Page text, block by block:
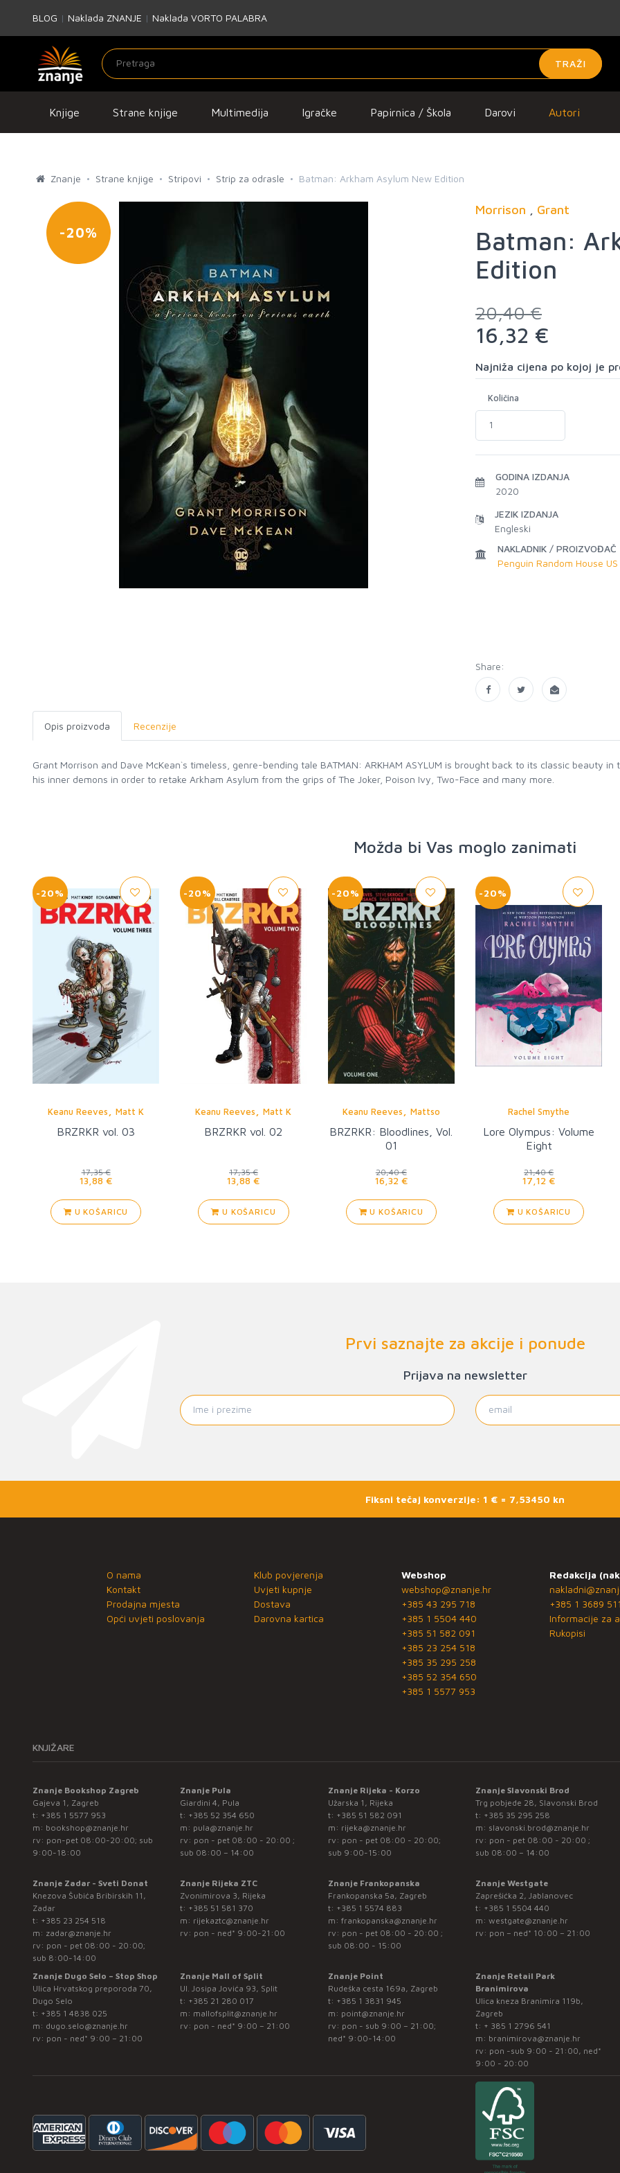
BLOG | Naklada ZNANJE | Naklada VORTO PALABRA
TRAŽI
Knjige Strane knjige Multimedija Igračke Papirnica / Škola Darovi Autori
Znanje Strane knjige Stripovi Strip za odrasle Batman: Arkham Asylum New Edition
-20%
Morrison Grant
Batman:
Edition
20,40 €
16,32 €
Najniža cijena po kojoj je
Količina
GODINA IZDANJA
2020
JEZIK IZDANJA
Engleski
NAKLADNIK / PROIZVOĐAČ
Penguin Random House US
Share:
Opis proizvoda Recenzije
Grant Morrison and Dave McKean`s timeless, genre-bending tale BATMAN: ARKHAM ASYLUM is brought back to its classic beauty
his inner demons in order to retake Arkham Asylum from the grips of The Joker, Poison Ivy, Two-Face and many more.
Možda bi Vas moglo zanimati
-20%
Keanu Reeves ,Matt K
BRZRKR vol. 03
17,35 €
13,88 €
U KOŠARICU
-20%
Keanu Reeves ,Matt K
BRZRKR vol. 02
17,35 €
13,88 €
U KOŠARICU
-20%
Keanu Reeves Mattso
BRZRKR: Bloodlines, Vol.
01
20,40 €
16,32 €
U KOŠARICU
-20%
Rachel Smythe
Lore Olympus: Volume
Eight
21,40 €
17,12 €
U KOŠARICU
Prvi saznajte za akcije i ponude
Prijava na newsletter
Fiksni tečaj konverzije: 1 € = 7,53450 kn
O nama
Kontakt
Prodajna mjesta
Opći uvjeti poslovanja
Klub povjerenja
Uvjeti kupnje
Dostava
Darovna kartica
Webshop
webshop@znanje.hr
+385 43 295 718
+385 1 5504 440
+385 51 582 091
+385 23 254 518
+385 35 295 258
+385 52 354 650
+385 1 5577 953
Redakcija
+385 1 3689 511
Informacije za
Rukopisi
KNJIŽARE
Znanje Bookshop Zagreb
Gajeva 1, Zagreb
t: +385 1 5577 953
m: bookshop@znanje.hr
rv: pon-pet 08:00-20:00; sub
9:00-18:00
Znanje Pula
Giardini 4, Pula
t: +385 52 354 650
m: pula@znanje.hr
rv: pon - pet 08:00 - 20:00 ;
sub 08:00 – 14:00
Znanje Rijeka - Korzo
Užarska 1, Rijeka
t: +385 51 582 091
m: rijeka@znanje.hr
rv: pon - pet 08:00 - 20:00;
sub 9:00-15:00
Znanje Slavonski Brod
Trg pobjede 28, Slavonski Brod
t: +385 35 295 258
m: slavonski.brod@znanje.hr
rv: pon - pet 08:00 - 20:00 ;
sub 08:00 – 14:00
Znanje Zadar - Sveti Donat
Knezova Šubića Bribirskih 11,
Zadar
t: +385 23 254 518
m: zadar@znanje.hr
rv: pon - pet 08:00 - 20:00;
sub 8:00-14:00
Znanje Rijeka ZTC
Zvonimirova 3, Rijeka
t: +385 51 581 370
m: rijekaztc@znanje.hr
rv: pon - ned* 9:00-21:00
Znanje Frankopanska
Frankopanska 5a, Zagreb
t: +385 1 5574 883
m: frankopanska@znanje.hr
rv: pon - pet 08:00 - 20:00 ;
sub 08:00 - 15:00
Znanje Westgate
Zaprešićka 2, Jablanovec
t: +385 1 5504 440
m: westgate@znanje.hr
rv: pon – ned* 10:00 – 21:00
Znanje Dugo Selo – Stop Shop
Ulica Hrvatskog preporoda 70,
Dugo Selo
t: +385 1 4838 025
m: dugo.selo@znanje.hr
rv: pon - ned* 9:00 – 21:00
Znanje Mall of Split
Ul. Josipa Jovića 93, Split
t: +385 21 280 017
m: mallofsplit@znanje.hr
rv: pon - ned* 9:00 – 21:00
Znanje Point
Rudeška cesta 169a, Zagreb
t: +385 1 3831 945
m: point@znanje.hr
rv: pon - sub 9:00 – 21:00;
ned* 9:00-14:00
Znanje Retail Park
Branimirova
Ulica kneza Branimira 119b,
Zagreb
t: + 385 1 2796 541
m: branimirova@znanje.hr
rv: pon -sub 9:00 - 21:00, ned*
9:00 - 20:00